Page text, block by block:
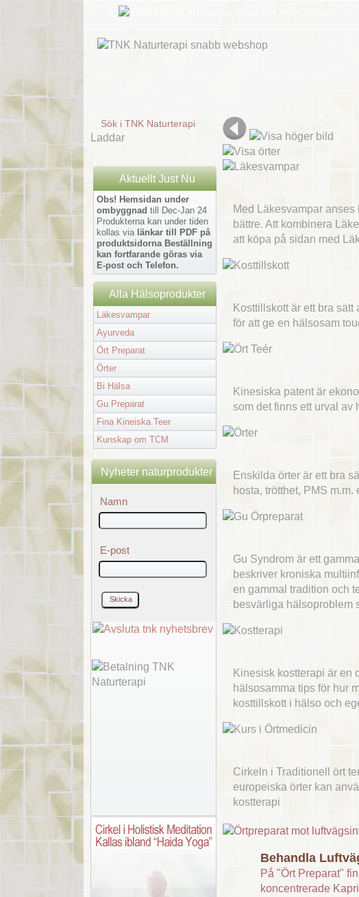
Sök i TNK Naturterapi
Laddar
Aktuellt Just Nu
Obs! Hemsidan under
ombyggnad till Dec-Jan 24
Produkterna kan under tiden
kollas via länkar till PDF på
produktsidorna Beställning
kan fortfarande göras via
E-post och Telefon.
Alla Hälsoprodukter
Läkesvampar
Ayurveda
Ört Preparat
Örter
Bi Hälsa
Gu Preparat
Fina Kineiska Teer
Kunskap om TCM
Nyheter naturprodukter
Namn
E-post
Med Läkesvampar
bättre. Att kombinera
att köpa på sidan med
Kosttillskott är ett bra
för att ge en hälsosam
Kinesiska patent är
som det finns ett urval av
Enskilda örter är ett bra
hosta, trötthet, PMS
Gu Syndrom är ett
beskriver kroniska
en gammal tradition och
besvärliga hälsoproblem
Kinesisk kostterapi är en
hälsosamma tips för hur
kosttillskott i hälso och
Cirkeln i Traditionell ört
europeiska örter kan
kostterapi
Behandla
På "Ört Preparat"
koncentrerade